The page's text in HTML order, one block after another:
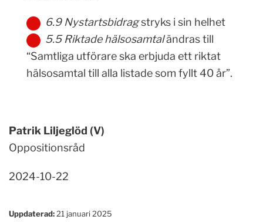
6.9 Nystartsbidragstryks i sin helhet
5.5 Riktade hälsosamtaländras till
“Samtliga utförare ska erbjuda ett riktat
hälsosamtal till alla listade som fyllt 40 år”.
Patrik Liljeglöd (V)
Oppositionsråd
2024-10-22
Uppdaterad: 21 januari 2025